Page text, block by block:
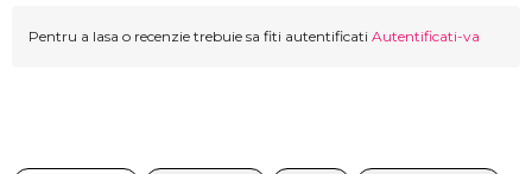
Pentru a lasa o recenzie trebuie sa fiti autentificati Autentificati-va